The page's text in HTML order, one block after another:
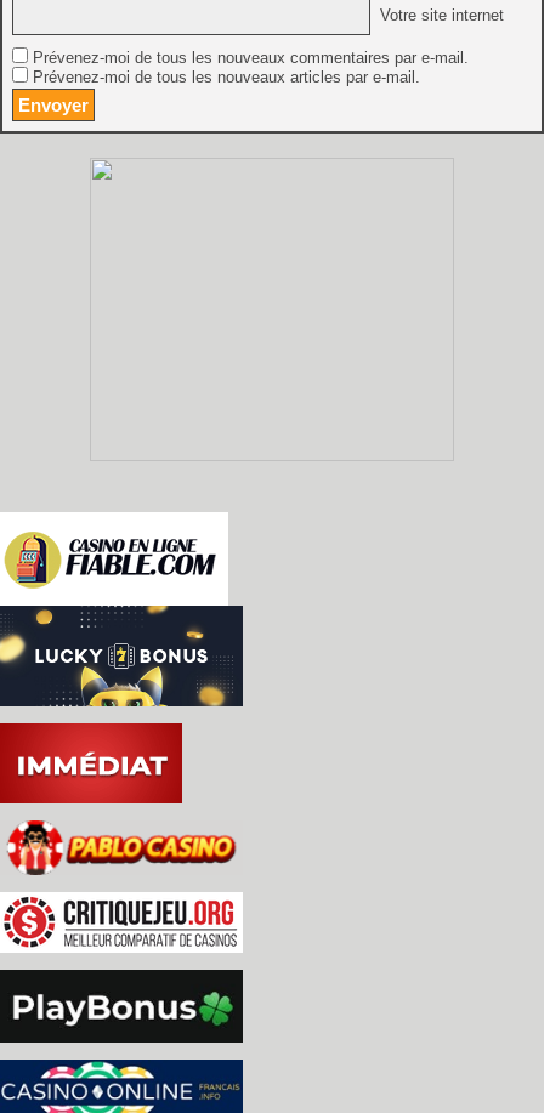
Votre site internet
Prévenez-moi de tous les nouveaux commentaires par e-mail.
Prévenez-moi de tous les nouveaux articles par e-mail.